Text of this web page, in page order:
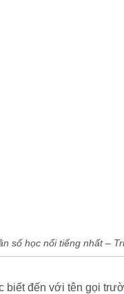
số học nổi tiếng nhất –
đến với tên gọi